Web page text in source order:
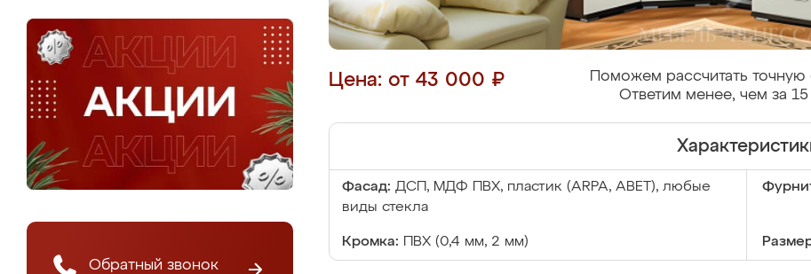
Обратный звонок
Цена: от 43 000 ₽
Поможем рассчитать точную
Ответим менее, чем за 15
Фасад: ДСП, МДФ ПВХ, пластик (ARPA, ABET), любые
виды стекла
Кромка: ПВХ (0,4 мм, 2 мм)